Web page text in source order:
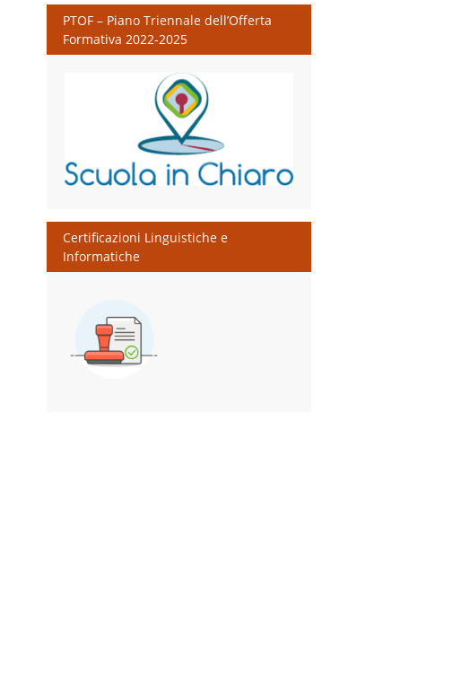
PTOF – Piano Triennale dell’Offerta
Formativa 2022-2025
Certificazioni Linguistiche e
Informatiche